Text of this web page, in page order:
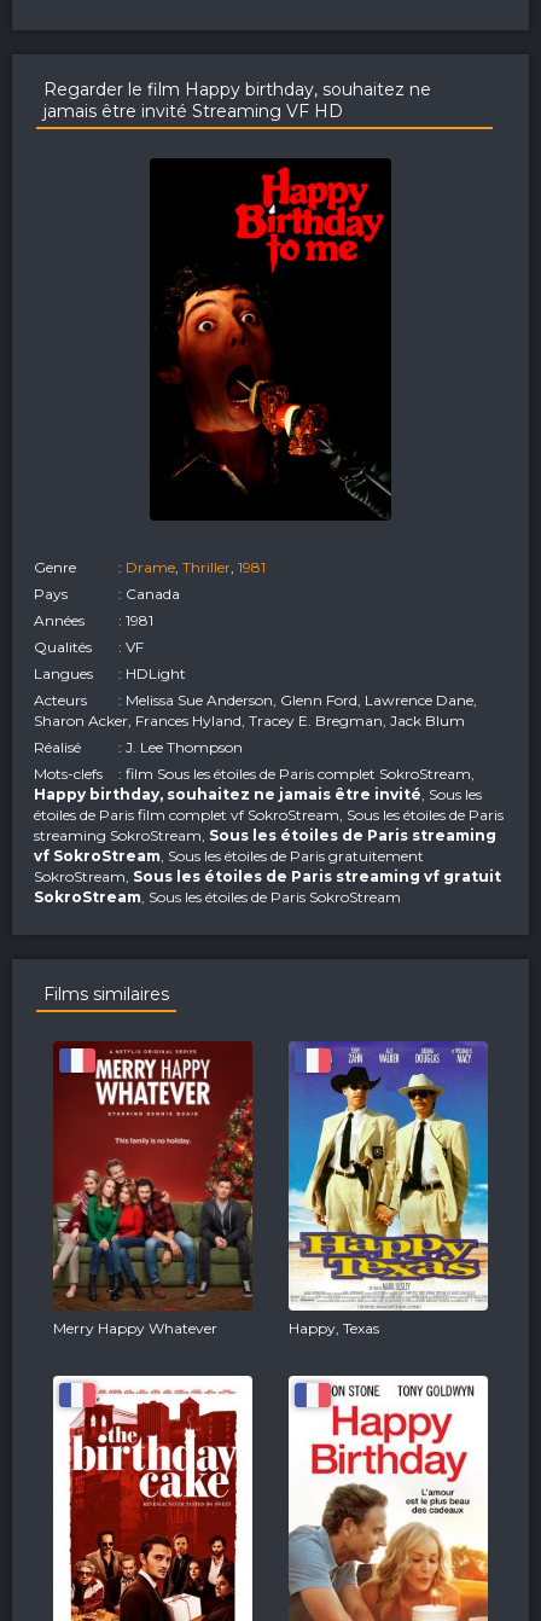
Regarder le film Happy birthday, souhaitez ne
jamais être invité Streaming VF HD
Genre : Drame, Thriller, 1981
Pays
: Canada
Années
: 1981
Qualités
: VF
Langues
: HDLight
Acteurs
: Melissa Sue Anderson, Glenn Ford, Lawrence Dane,
Sharon Acker, Frances Hyland, Tracey E. Bregman, Jack Blum
Réalisé
: J. Lee Thompson
Mots-clefs
: film Sous les étoiles de Paris complet SokroStream,
Happy birthday, souhaitez ne jamais être invité, Sous les
étoiles de Paris film complet vf SokroStream, Sous les étoiles de Paris
streaming SokroStream, Sous les étoiles de Paris streaming
vf SokroStream, Sous les étoiles de Paris gratuitement
SokroStream, Sous les étoiles de Paris streaming vf gratuit
SokroStream, Sous les étoiles de Paris SokroStream
Films similaires
Merry Happy Whatever Happy, Texas